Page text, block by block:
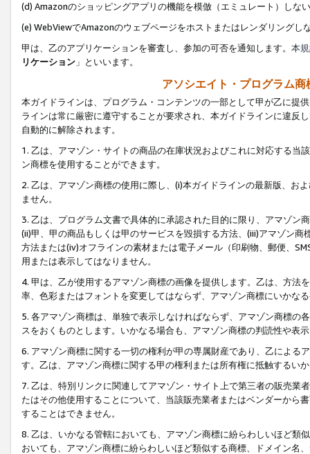
(d) Amazonのショッピングアプリの機能を模倣（エミュレート）しな
(e) WebViewでAmazonのウェブページをホストまたはレンダリングし
甲は、乙のアプリケーションを審査し、参加の可否を通知します。 本
リケーション 」といいます。
アソシエイト・プログラム
本ガイドラインは、プログラム・コンテンツの一部として甲が乙に提
ラインは常に厳密に遵守することが要求され、本ガイドラインに違反
自動的に解除されます。
1. 乙は、アマゾン・サイトの商品の在庫状況およびこれに対応する
ン商標を使用することができます。
2. 乙は、アマゾン商標の使用に際し、(i)本ガイドラインの最新版、お
ません。
3. 乙は、プログラム文書で具体的に承認された目的に限り、アマゾン
(ii)甲、甲の商品もしくは甲のサービスを毀損する方法、(iii)アマゾン
方法または(iv)オフラインの素材または電子メール（印刷物、郵便、
用または表示してはなりません。
4. 甲は、乙が使用するアマゾン商標の画像を提供します。乙は、方
率、色彩またはフォントを変更してはならず、アマゾン商標にいかな
5. 各アマゾン商標は、単独で表示しなければならず、アマゾン商標
スをおくものとします。いかなる場合も、アマゾン商標の判読性や表
6. アマゾン商標に関する一切の権利が甲の専属財産であり、乙による
す。乙は、アマゾン商標に関する甲の権利または所有権に抵触するい
7. 乙は、特別リンクに関連してアマゾン・サイト上で第三者の販売
たはその他使用することについて、当該販売業者またはベンダーから
することはできません。
8. 乙は、いかなる管轄においても、アマゾン商標に紛らわしいほど類
おいても、アマゾン商標に紛らわしいほど類似する商標、ドメイン名